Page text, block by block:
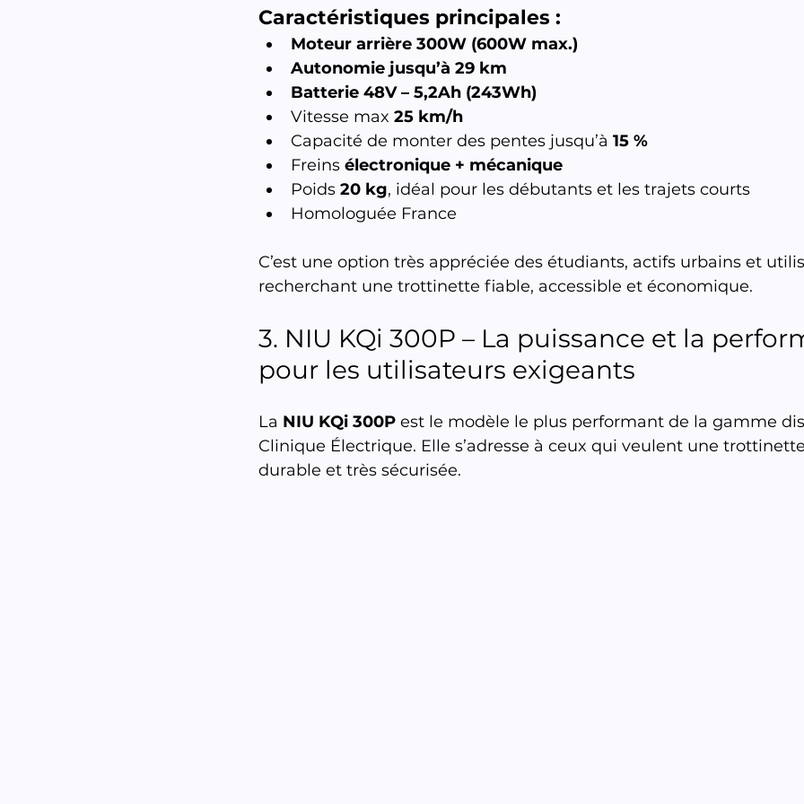
Caractéristiques principales :
Moteur arrière 300W (600W max.)
Autonomie jusqu’à 29 km
Batterie 48V – 5,2Ah (243Wh)
Vitesse max 25 km/h
Capacité de monter des pentes jusqu’à 15 %
Freins électronique + mécanique
Poids 20 kg, idéal pour les débutants et les trajets courts
Homologuée France
C’est une option très appréciée des étudiants, actifs urbains et
recherchant une trottinette fiable, accessible et économique.
3. NIU KQi 300P – La puissance et la
pour les utilisateurs exigeants
La NIU KQi 300P est le modèle le plus performant de la gamme
Clinique Électrique. Elle s’adresse à ceux qui veulent une
durable et très sécurisée.